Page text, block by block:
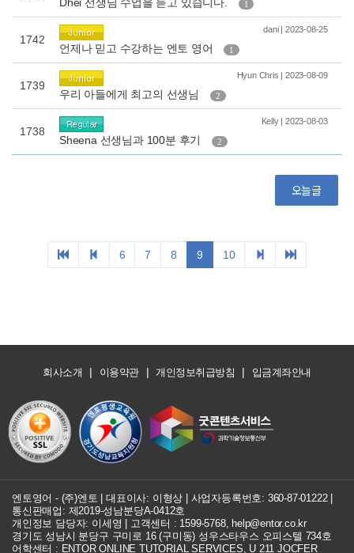
회사소개 | 이용약관 | 개인정보취급방침 | 입금계좌안내
엔토영어 - (주)엔토 | 대표이사: 이형상 | 사업자등록번호: 360-87-01222|
통신판매업: 제2019-성남분당A-0412호
개인정보 담당자: 이세영 | 고객센터 : 1599-5768, help@entor.co.kr
경기도 성남시 분당구 구미로 16 (구미동) 성우스타우스 오피스텔 734호
어학센터 : ENTOR ONLINE TUTORIAL SERVICES, U 211 JOCFER